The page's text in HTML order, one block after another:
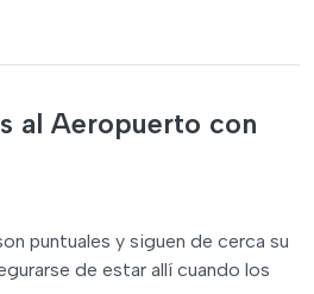
al Aeropuerto con
puntuales y siguen de cerca su
de estar allí cuando los